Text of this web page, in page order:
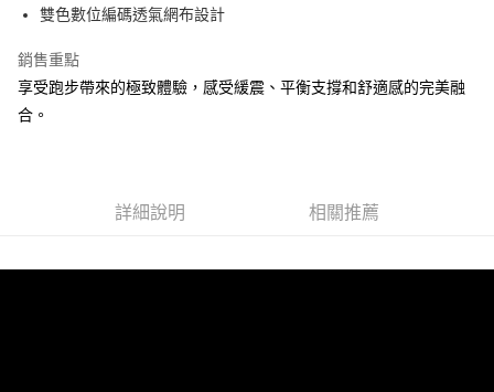
雙色數位編碼透氣網布設計
銷售重點
享受跑步帶來的極致體驗，感受緩震、平衡支撐和舒適感的完美融
合。
詳細說明 相關推薦